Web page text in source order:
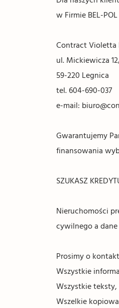
w Firmie BEL-POL
Contract Violetta
ul. Mickiewicza
59-220 Legnica
tel. 604-690-037
e-mail:
Gwarantujemy
finansowania
SZUKASZ
Nieruchomości
cywilnego a
Prosimy o
Wszystkie
Wszystkie
Wszelkie